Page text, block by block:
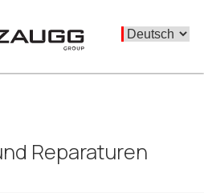
Reparaturen